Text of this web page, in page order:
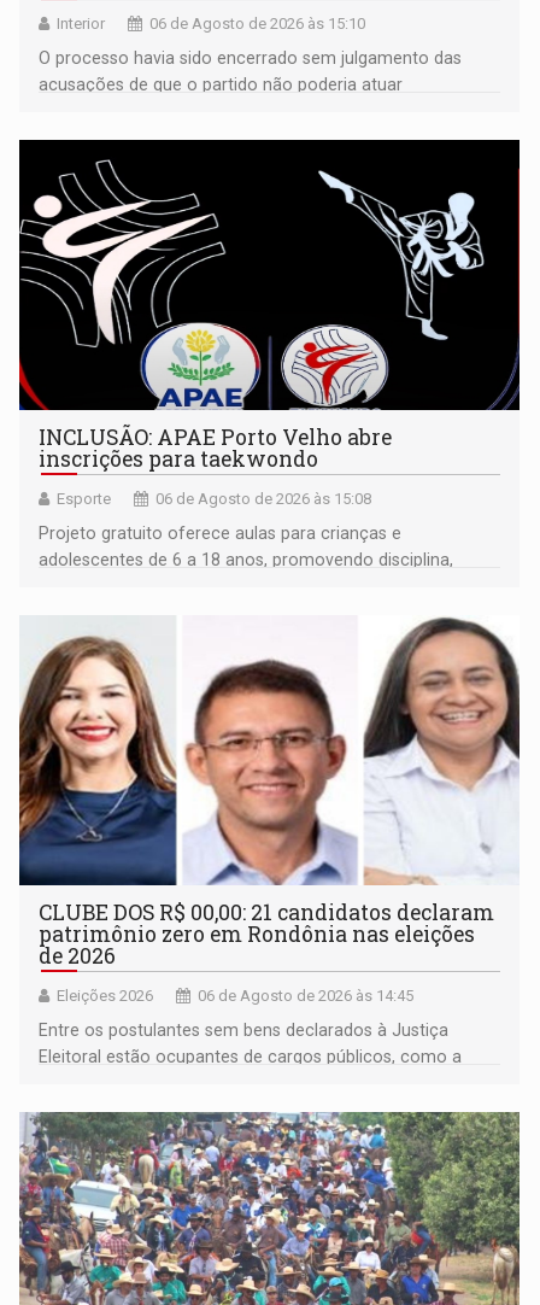
Interior 06 de Agosto de 2026 às 15:10
O processo havia sido encerrado sem julgamento das
acusações de que o partido não poderia atuar
INCLUSÃO: APAE Porto Velho abre
inscrições para taekwondo
Esporte 06 de Agosto de 2026 às 15:08
Projeto gratuito oferece aulas para crianças e
adolescentes de 6 a 18 anos, promovendo disciplina,
CLUBE DOS R$ 00,00: 21 candidatos declaram
patrimônio zero em Rondônia nas eleições
de 2026
Eleições 2026 06 de Agosto de 2026 às 14:45
Entre os postulantes sem bens declarados à Justiça
Eleitoral estão ocupantes de cargos públicos, como a
Pedro Geovar (PP) e a vice-prefeita Magna dos Anjos
(NOVO)